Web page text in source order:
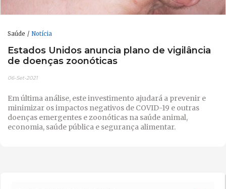
Saúde Notícia
Estados Unidos anuncia plano de vigilância
de doenças zoonóticas
06-Set-2021
Em última análise, este investimento ajudará a prevenir e
minimizar os impactos negativos de COVID-19 e outras
doenças emergentes e zoonóticas na saúde animal,
economia, saúde pública e segurança alimentar.